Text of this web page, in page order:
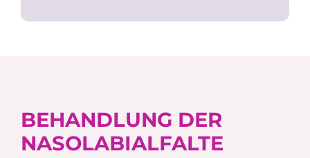
BEHANDLUNG DER
NASOLABIALFALTE